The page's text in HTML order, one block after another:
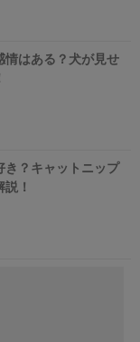
情はある？犬が見せ
？キャットニップ
！